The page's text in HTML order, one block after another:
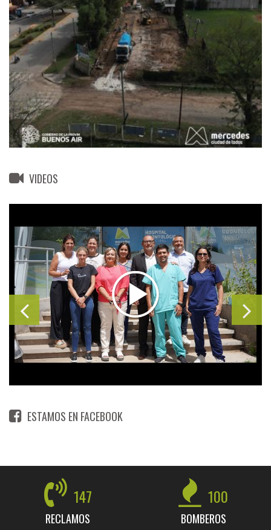
VIDEOS
ESTAMOS EN FACEBOOK
147
RECLAMOS
100
BOMBEROS